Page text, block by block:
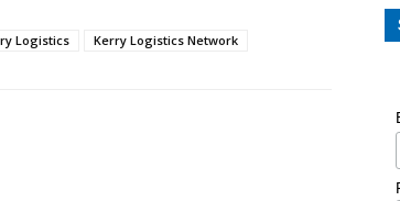
Logistics Kerry Logistics Network